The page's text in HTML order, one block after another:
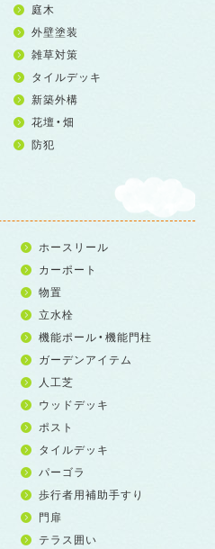
庭木
外壁塗装
雑草対策
タイルデッキ
新築外構
花壇・畑
防犯
ホースリール
カーポート
物置
立水栓
機能ポール・機能門柱
ガーデンアイテム
人工芝
ウッドデッキ
ポスト
タイルデッキ
パーゴラ
歩行者用補助手すり
門扉
テラス囲い